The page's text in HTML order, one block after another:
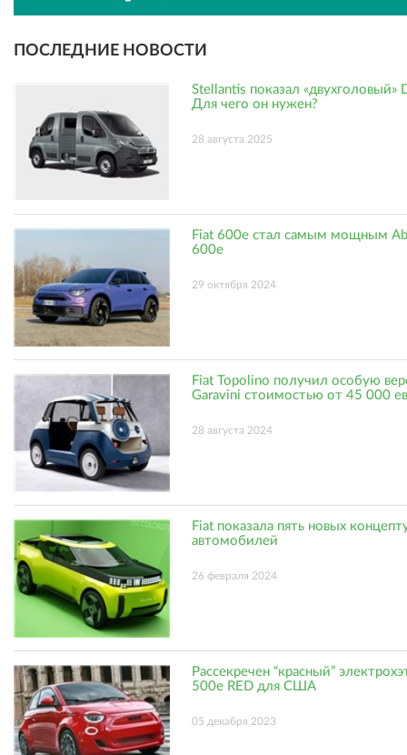
ПОСЛЕДНИЕ НОВОСТИ
Stellantis показал «двухголовый»
Для чего он нужен?
28 августа 2025
Fiat 600e стал самым мощным
600e
29 октября 2024
Fiat Topolino получил особую
Garavini стоимостью от 45 000
28 августа 2024
Fiat показала пять новых
автомобилей
26 февраля 2024
Рассекречен “красный”
500e RED для США
05 декабря 2023